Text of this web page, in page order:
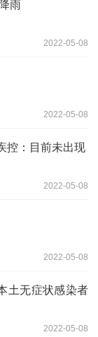
雨
2022-05-08
2022-05-08
控：目前未出现
2022-05-08
2022-05-08
土无症状感染者
2022-05-08